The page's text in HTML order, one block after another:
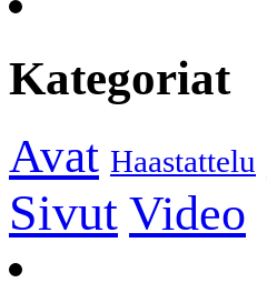
Kategoriat
Avat Haastattelu
Sivut Video